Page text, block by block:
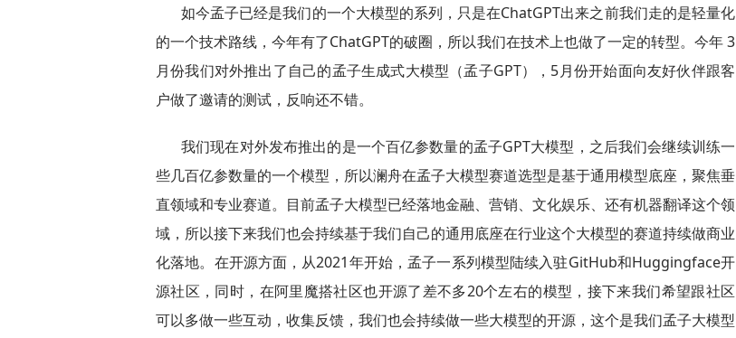
如今孟子已经是我们的一个大模型的系列，只是在ChatGPT出来之前我们走的是轻量化
的一个技术路线，今年有了ChatGPT的破圈，所以我们在技术上也做了一定的转型。今年 3
月份我们对外推出了自己的孟子生成式大模型（孟子GPT），5月份开始面向友好伙伴跟客
户做了邀请的测试，反响还不错。
我们现在对外发布推出的是一个百亿参数量的孟子GPT大模型，之后我们会继续训练一
些几百亿参数量的一个模型，所以澜舟在孟子大模型赛道选型是基于通用模型底座，聚焦垂
直领域和专业赛道。目前孟子大模型已经落地金融、营销、文化娱乐、还有机器翻译这个领
域，所以接下来我们也会持续基于我们自己的通用底座在行业这个大模型的赛道持续做商业
化落地。在开源方面，从2021年开始，孟子一系列模型陆续入驻GitHub和Huggingface开
源社区，同时，在阿里魔搭社区也开源了差不多20个左右的模型，接下来我们希望跟社区
可以多做一些互动，收集反馈，我们也会持续做一些大模型的开源，这个是我们孟子大模型